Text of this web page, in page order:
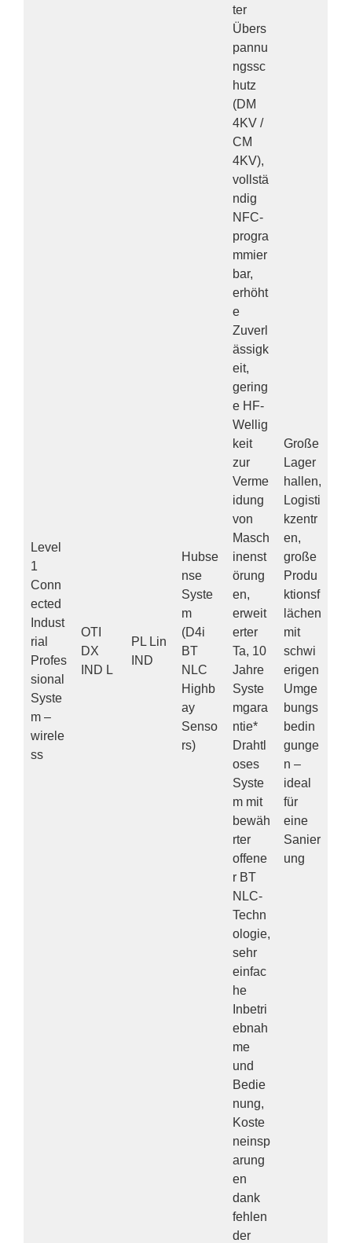
Level
1
Conn
ected
Indust
rial
Profes
sional
Syste
m –
wirele
ss
OTI
DX
IND L
PL Lin
IND
Hubse
nse
Syste
m
(D4i
BT
NLC
Highb
ay
Senso
rs)
ter
Übers
pannu
ngssc
hutz
(DM
4KV /
CM
4KV),
vollstä
ndig
NFC-
progra
mmier
bar,
erhöht
e
Zuverl
ässigk
eit,
gering
e HF-
Wellig
keit
zur
Verme
idung
von
Masch
inenst
örung
en,
erweit
erter
Ta, 10
Jahre
Syste
mgara
ntie*
Drahtl
oses
Syste
m mit
bewäh
rter
offene
r BT
NLC-
Techn
ologie,
sehr
einfac
he
Inbetri
ebnah
me
und
Bedie
nung,
Koste
neinsp
arung
en
dank
fehlen
der
Große
Lager
hallen,
Logisti
kzentr
en,
große
Produ
ktionsf
lächen
mit
schwi
erigen
Umge
bungs
bedin
gunge
n –
ideal
für
eine
Sanier
ung